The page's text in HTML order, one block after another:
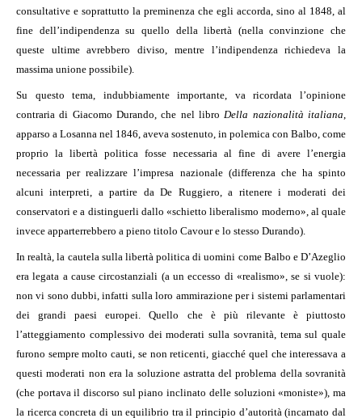
consultative e soprattutto la preminenza che egli accorda, sino al 1848, al
fine dell’indipendenza su quello della libertà (nella convinzione che
queste ultime avrebbero diviso, mentre l’indipendenza richiedeva la
massima unione possibile).
Su questo tema, indubbiamente importante, va ricordata l’opinione
contraria di Giacomo Durando, che nel libro Della nazionalità italiana
apparso a Losanna nel 1846, aveva sostenuto, in polemica con Balbo, come
proprio la libertà politica fosse necessaria al fine di avere l’energia
necessaria per realizzare l’impresa nazionale (differenza che ha spinto
alcuni interpreti, a partire da De Ruggiero, a ritenere i moderati dei
conservatori e a distinguerli dallo «schietto liberalismo moderno», al quale
invece apparterrebbero a pieno titolo Cavour e lo stesso Durando).
In realtà, la cautela sulla libertà politica di uomini come Balbo e D’Azeglio
era legata a cause circostanziali (a un eccesso di «realismo», se si vuole):
non vi sono dubbi, infatti sulla loro ammirazione per i sistemi parlamentari
dei grandi paesi europei. Quello che è più rilevante è piuttosto
l’atteggiamento complessivo dei moderati sulla sovranità, tema sul quale
furono sempre molto cauti, se non reticenti, giacché quel che interessava a
questi moderati non era la soluzione astratta del problema della sovranità
(che portava il discorso sul piano inclinato delle soluzioni «moniste»), ma
la ricerca concreta di un equilibrio tra il principio d’autorità (incarnato dal